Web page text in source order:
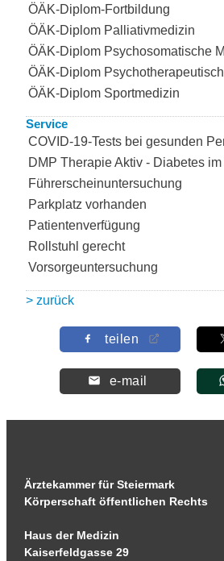
ÖÄK-Diplom-Fortbildung
ÖÄK-Diplom Palliativmedizin
ÖÄK-Diplom Psychosomatische
ÖÄK-Diplom
ÖÄK-Diplom Sportmedizin
Service
COVID-19-Tests bei gesunden
DMP Therapie Aktiv - Diabetes im
Führerscheinuntersuchung
Parkplatz vorhanden
Patientenverfügung
Rollstuhl gerecht
Vorsorgeuntersuchung
> zurück
teilen
e-mail
Ärztekammer für Steiermark
Körperschaft öffentlichen Rechts
Haus der Medizin
Kaiserfeldgasse 29